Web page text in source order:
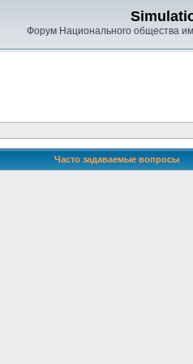
Форум Национального общества
Часто задаваемые вопросы